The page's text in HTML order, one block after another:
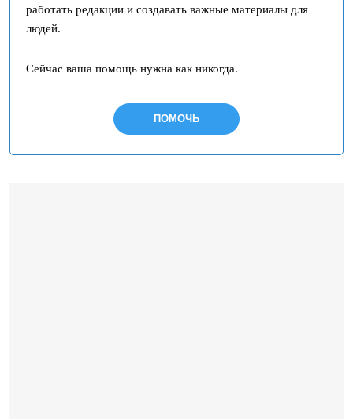
работать редакции и создавать важные материалы для
людей.
Сейчас ваша помощь нужна как никогда.
ПОМОЧЬ